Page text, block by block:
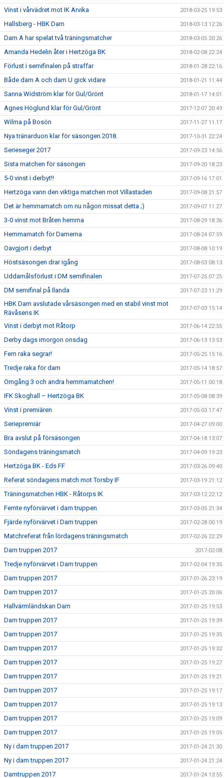
Vinst i vårvädret mot IK Arvika 2018-03-25 19:53
Hallsberg - HBK Dam 2018-03-13 12:26
Dam A har spelat två träningsmatcher 2018-03-05 20:26
Amanda Hedelin åter i Hertzöga BK 2018-02-08 22:24
Förlust i semifinalen på straffar 2018-01-28 22:16
Både dam A och dam U gick vidare 2018-01-21 11:44
Sanna Widström klar för Gul/Grönt 2018-01-17 14:01
Agnes Höglund klar för Gul/Grönt 2017-12-07 20:49
Wilma på Bosön 2017-11-27 11:17
Nya tränarduon klar för säsongen 2018. 2017-10-31 22:24
Serieseger 2017 2017-09-23 14:56
Sista matchen för säsongen 2017-09-20 18:23
5-0 vinst i derbyt!! 2017-09-16 17:01
Hertzöga vann den viktiga matchen mot Villastaden 2017-09-08 21:57
Det är hemmamatch om nu någon missat detta ;) 2017-09-07 11:27
3-0 vinst mot Bråten hemma 2017-08-29 18:36
Hemmamatch för Damerna 2017-08-24 07:59
Oavgjort i derbyt 2017-08-08 10:19
Höstsäsongen drar igång 2017-08-03 08:13
Uddamålsförlust i DM semifinalen 2017-07-25 07:25
DM semifinal på Ilanda 2017-07-23 11:29
HBK Dam avslutade vårsäsongen med en stabil vinst mot
Rävåsens IK
2017-07-03 15:14
Vinst i derbyt mot Råtorp 2017-06-14 22:55
Derby dags imorgon onsdag 2017-06-13 13:53
Fem raka segrar! 2017-05-25 15:16
Tredje raka för dam 2017-05-14 18:57
Omgång 3 och andra hemmamatchen! 2017-05-11 00:18
IFK Skoghall – Hertzöga BK 2017-05-08 08:39
Vinst i premiären 2017-05-03 17:47
Seriepremiär 2017-04-27 09:00
Bra avslut på försäsongen 2017-04-18 13:07
Söndagens träningsmatch 2017-04-09 19:23
Hertzöga BK - Eds FF 2017-03-26 09:40
Referat söndagens match mot Torsby IF 2017-03-19 21:12
Träningsmatchen HBK - Råtorps IK 2017-03-12 22:12
Femte nyförvärvet i dam truppen 2017-03-05 21:34
Fjärde nyförvärvet i Dam truppen 2017-02-28 00:19
Matchreferat från lördagens träningsmatch 2017-02-26 22:29
Dam truppen 2017 2017-02-08
Tredje nyförvärvet i Dam truppen 2017-02-04 19:35
Dam truppen 2017 2017-01-26 23:19
Dam truppen 2017 2017-01-25 20:06
Hallvärmländskan Dam 2017-01-25 19:53
Dam truppen 2017 2017-01-25 19:39
Dam truppen 2017 2017-01-25 19:35
Dam truppen 2017 2017-01-25 19:32
Dam truppen 2017 2017-01-25 19:27
Dam truppen 2017 2017-01-25 19:21
Dam truppen 2017 2017-01-25 19:17
Dam truppen 2017 2017-01-25 19:13
Dam truppen 2017 2017-01-25 19:09
Dam truppen 2017 2017-01-25 19:05
Ny i dam truppen 2017 2017-01-24 21:30
Ny i dam truppen 2017 2017-01-24 21:24
Damtruppen 2017 2017-01-24 13:55